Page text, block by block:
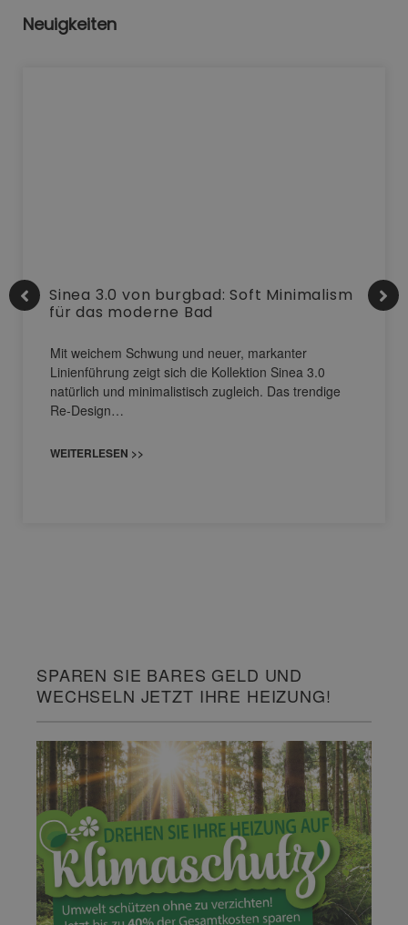
Neuigkeiten
Sinea 3.0 von burgbad: Soft Minimalism
für das moderne Bad
Mit weichem Schwung und neuer, markanter
Linienführung zeigt sich die Kollektion Sinea 3.0
natürlich und minimalistisch zugleich. Das trendige
Re-Design…
WEITERLESEN >>
SPAREN SIE BARES GELD UND
WECHSELN JETZT IHRE HEIZUNG!